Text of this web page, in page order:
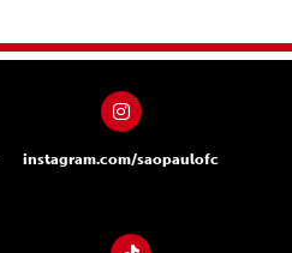
instagram.com/saopaulofc